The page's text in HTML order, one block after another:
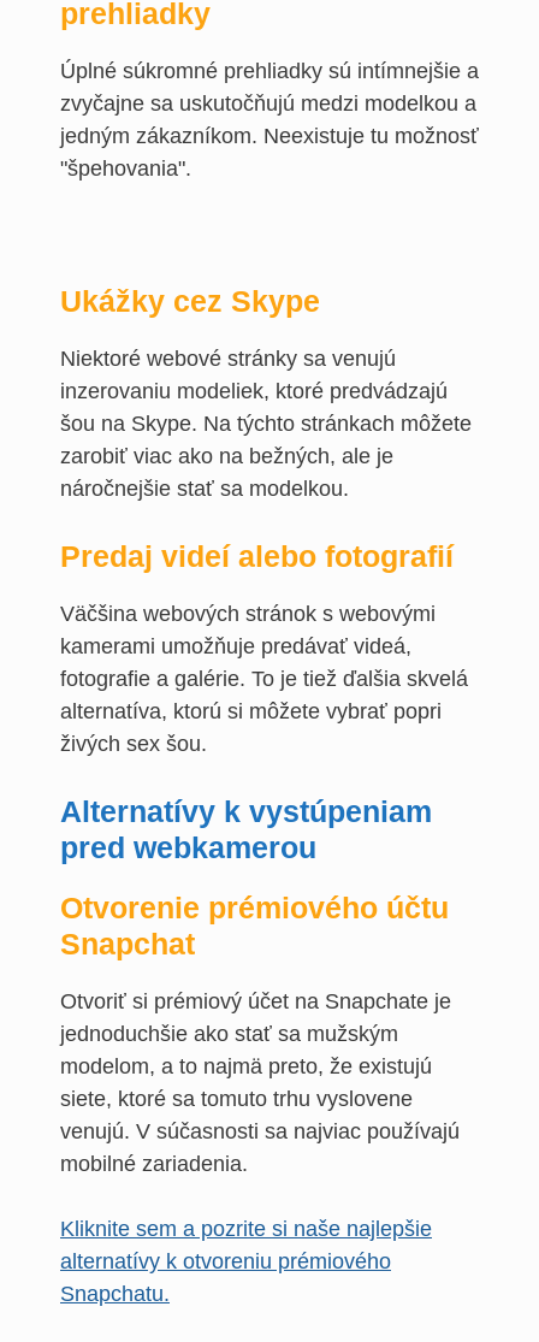
prehliadky
Úplné súkromné prehliadky sú intímnejšie a
zvyčajne sa uskutočňujú medzi modelkou a
jedným zákazníkom. Neexistuje tu možnosť
"špehovania".
Ukážky cez Skype
Niektoré webové stránky sa venujú
inzerovaniu modeliek, ktoré predvádzajú
šou na Skype. Na týchto stránkach môžete
zarobiť viac ako na bežných, ale je
náročnejšie stať sa modelkou.
Predaj videí alebo fotografií
Väčšina webových stránok s webovými
kamerami umožňuje predávať videá,
fotografie a galérie. To je tiež ďalšia skvelá
alternatíva, ktorú si môžete vybrať popri
živých sex šou.
Alternatívy k vystúpeniam
pred webkamerou
Otvorenie prémiového účtu
Snapchat
Otvoriť si prémiový účet na Snapchate je
jednoduchšie ako stať sa mužským
modelom, a to najmä preto, že existujú
siete, ktoré sa tomuto trhu vyslovene
venujú. V súčasnosti sa najviac používajú
mobilné zariadenia.
Kliknite sem a pozrite si naše najlepšie
alternatívy k otvoreniu prémiového
Snapchatu.